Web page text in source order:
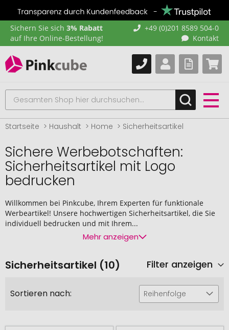
Sichern Sie sich 3% Rabatt
auf Ihre Online-Bestellung!
+49 (0)201 8589 504-0
Kontakt
Startseite Haushalt Home Sicherheitsartikel
Sichere Werbebotschaften:
Sicherheitsartikel mit Logo
bedrucken
Willkommen bei Pinkcube, Ihrem Experten für funktionale
Werbeartikel! Unsere hochwertigen Sicherheitsartikel, die Sie
individuell bedrucken und mit Ihrem...
Mehr anzeigen
Sicherheitsartikel (10) Filter anzeigen
Sortieren nach: Reihenfolge